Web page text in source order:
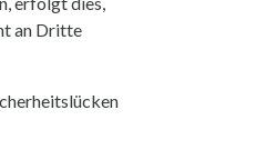
an Dritte